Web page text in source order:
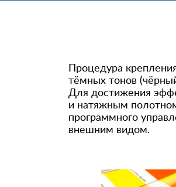
Процедура
тёмных тонов
Для достижения
и натяжным
программного
внешним видом.